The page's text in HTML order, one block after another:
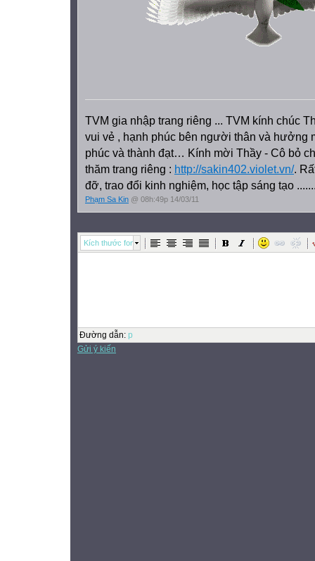
TVM gia nhập trang riêng ... TVM kính chúc
vui vẻ , hạnh phúc bên người thân và hưởng
phúc và thành đạt… Kính mời Thầy - Cô bỏ
thăm trang riêng : http://sakin402.violet.vn/.
đỡ, trao đổi kinh nghiệm, học tập sáng tạo
Phạm Sa Kin @ 08h:49p 14/03/11
Kích thước font
Đường dẫn: p
Gửi ý kiến